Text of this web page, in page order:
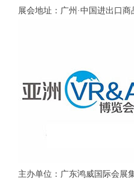
展会地址：广州·中国进出口
主办单位：广东鸿威国际会展